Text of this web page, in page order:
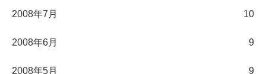
2008年7月 10
2008年6月 9
2008年5月 9